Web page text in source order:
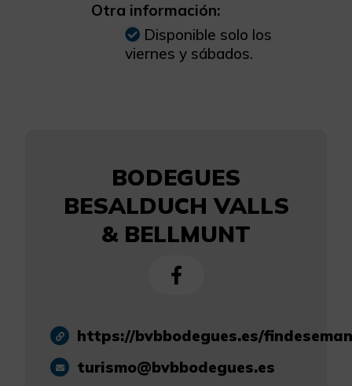
Otra información:
Disponible solo los
viernes y sábados.
BODEGUES
BESALDUCH VALLS
& BELLMUNT
https://bvbbodegues.es/
turismo@bvbbodegues.es